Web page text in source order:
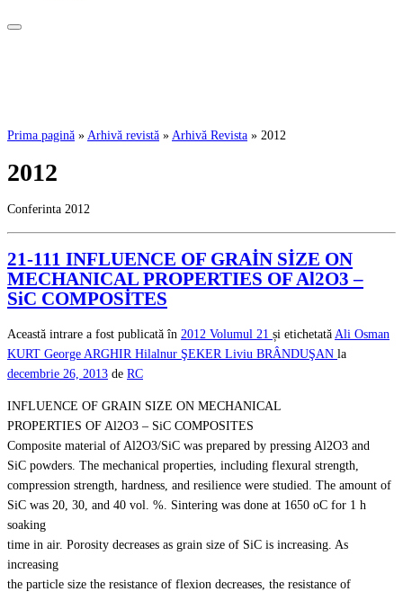
Prima pagină » Arhivă revistă » Arhivă Revista » 2012
2012
Conferinta 2012
21-111 INFLUENCE OF GRAİN SİZE ON
MECHANICAL PROPERTIES OF Al2O3 –
SiC COMPOSİTES
Această intrare a fost publicată în 2012 Volumul 21 și etichetată Ali Osman
KURT George ARGHIR Hilalnur ŞEKER Liviu BRÂNDUŞAN la
decembrie 26, 2013 de RC
INFLUENCE OF GRAIN SIZE ON MECHANICAL
PROPERTIES OF Al2O3 – SiC COMPOSITES
Composite material of Al2O3/SiC was prepared by pressing Al2O3 and
SiC powders. The mechanical properties, including flexural strength,
compression strength, hardness, and resilience were studied. The amount of
SiC was 20, 30, and 40 vol. %. Sintering was done at 1650 oC for 1 h
soaking
time in air. Porosity decreases as grain size of SiC is increasing. As
increasing
the particle size the resistance of flexion decreases, the resistance of